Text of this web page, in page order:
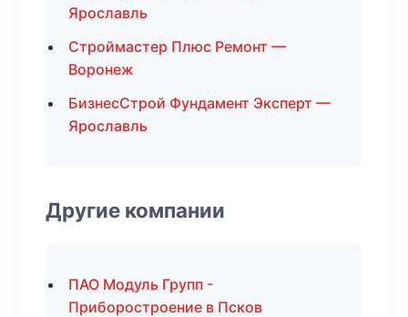
Ярославль
Строймастер Плюс Ремонт —
Воронеж
БизнесСтрой Фундамент Эксперт —
Ярославль
Другие компании
ПАО Модуль Групп -
Приборостроение в Псков